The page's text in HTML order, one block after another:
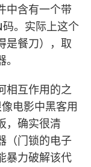
中含有一个带
。实际上这个
是餐刀），取
相互作用的之
电影中黑客用
，确实很清
（门锁的电子
暴力破解该代